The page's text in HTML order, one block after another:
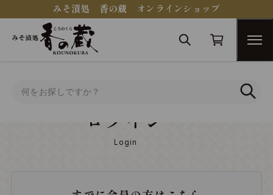
みそ漬処 香の蔵 オンラインショップ
ログイン
Login